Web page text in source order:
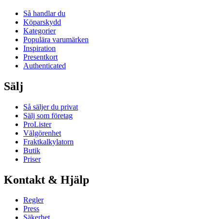
Så handlar du
Köparskydd
Kategorier
Populära varumärken
Inspiration
Presentkort
Authenticated
Sälj
Så säljer du privat
Sälj som företag
ProLister
Välgörenhet
Fraktkalkylatorn
Butik
Priser
Kontakt & Hjälp
Regler
Press